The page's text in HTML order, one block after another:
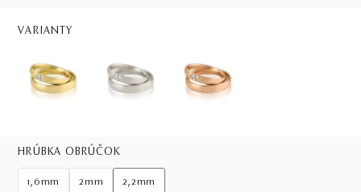
VARIANTY
HRÚBKA OBRÚČOK
1,6mm 2mm 2,2mm